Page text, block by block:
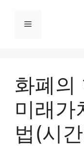
메
화폐의
미래가
법(시